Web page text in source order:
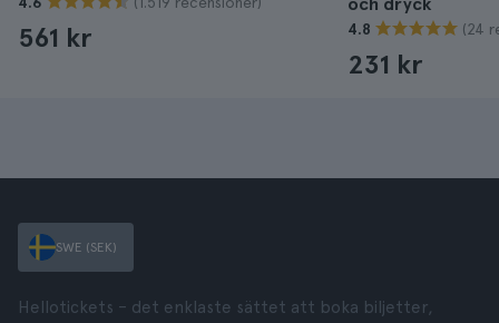
561 kr 4.8 (24
231 kr
SWE (SEK)
Hellotickets – det enklaste sättet att boka biljetter,